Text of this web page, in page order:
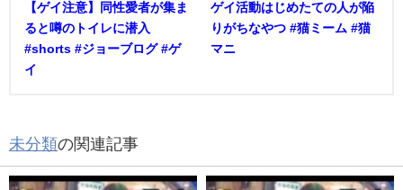
【ゲイ注意】同性愛者が集ま
ると噂のトイレに潜入
#shorts #ジョーブログ #ゲ
イ
ゲイ活動はじめたての人が陥
りがちなやつ #猫ミーム #猫
マニ
未分類の関連記事